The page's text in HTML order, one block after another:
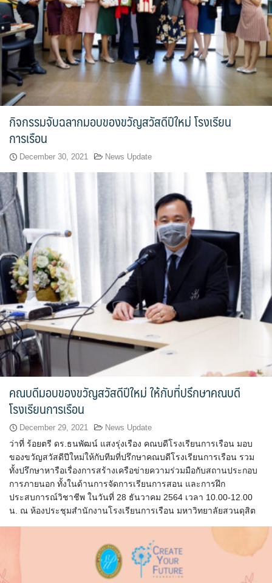
ศิษย์เก่า
สาขาวิชาการกำหนดและการประกอบอาหาร
สาขาวิชาคหกรรมศาสตร์
สาขาวิชาอุตสาหกรรมการประกอบอาหาร
สาขาวิชาเทคโนโลยีการประกอบอาหารและการบริการ
สาขาวิชาเทคโนโลยีการแปรรูปอาหาร
สาขาวิชาเทคโนโลยีอาหาร
สาขาวิชาโภชนาการและการประกอบอาหาร
สาขาวิชาโภชนาการและการประกอบอาหารเพื่อการสร้างเสริม
สมรรถภาพและการชะลอวัย
หน้าแรก
หลักสูตรอบรมฟรี (Reskill Upskill)
อาหารเพื่อสุขภาพ ดีต่อกายและใจ
อาหารไทยรสเลิศ
เรียนรู้เทคนิคอาหารนานาชาติ
เลือกหลักสูตร
โครงสร้างการบริหารงาน
โรงเรียนการเรือน
กิจกรรมจับฉลากมอบของขวัญสวัสดีปีใหม่ โรงเรียน
การเรือน
December 30, 2021 News Update
คณบดีมอบของขวัญสวัสดีปีใหม่ ให้กับที่ปรึกษาคณบดี
โรงเรียนการเรือน
December 29, 2021 News Update
ว่าที่ ร้อยตรี ดร.ธนพัฒน์ แสงรุ่งเรือง คณบดีโรงเรียนการเรือน มอบ
ของขวัญสวัสดีปีใหม่ให้กับทีมที่ปรึกษาคณบดีโรงเรียนการเรือน รวม
ทั้งปรึกษาหารือเรื่องการสร้างเครือข่ายความร่วมมือกับสถานประกอบ
การภายนอก ทั้งในด้านการจัดการเรียนการสอน และการฝึก
ประสบการณ์วิชาชีพ ในวันที่ 28 ธันวาคม 2564 เวลา 10.00-12.00
น. ณ ห้องประชุมสำนักงานโรงเรียนการเรือน มหาวิทยาลัยสวนดุสิต